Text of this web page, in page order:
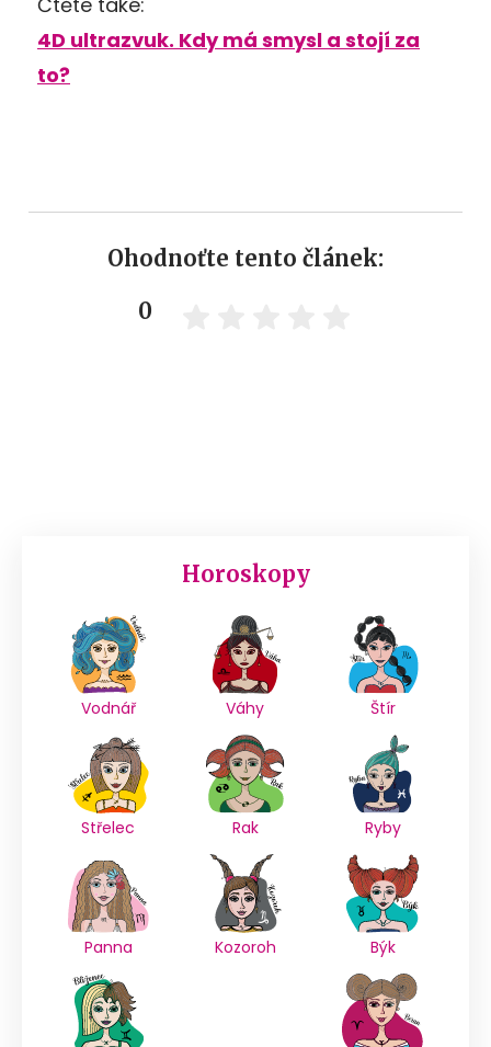
4D ultrazvuk. Kdy má smysl a stojí za
to?
Ohodnoťte tento článek:
0
Horoskopy
Vodnář Váhy Štír
Střelec Rak Ryby
Panna Kozoroh Býk